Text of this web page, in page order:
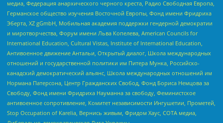
медиа, Федерация анархического черного креста, Радио Свободная Европа,
Германское общество изучения Восточной Европы, Фонд имени Фридриха
Эберта, XZ gGmbH, Мобильная академия поддержки гендерной демократии
и миротворчества, Форум имени Льва Копелева, American Councils for
International Education, Cultural Vistas, Institute of International Education,
Антивоенное движение Антальи, Открытый диалог, Школа международных
отношений и государственной политики им Питера Мунка, Российско-
канадский демократический альянс, Школа международных отношений им
Нормана Патерсона, Центр Гражданских Свобод, Фонд Бориса Немцова за
Свободу, Фонд имени Фридриха Науманна за свободу, Феминистское
антивоенное сопротивление, Комитет независимости Ингушетии, Прометей,
Stop Occupation of Karelia, Вернись живым, Фридом Хаус, СОТА медиа,